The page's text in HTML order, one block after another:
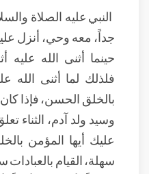
النبي عليه الصلاة
جداً، معه وحي، أنزل
حينما أثنى الله عليه
فلذلك لما أثنى الله
بالخلق الحسن، فإذا
وسيد ولد آدم، الثناء
عليك أيها المؤمن
سهلة، القيام